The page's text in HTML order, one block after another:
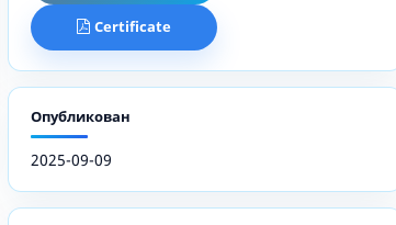
Certificate
Опубликован
2025-09-09